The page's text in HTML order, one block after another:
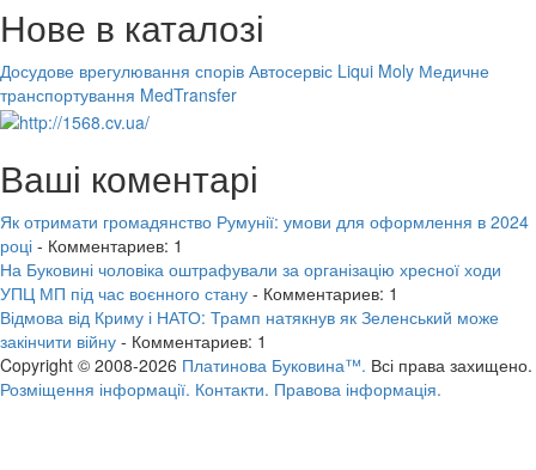
Нове в каталозі
Досудове врегулювання спорів Автосервіс Liqui Moly Медичне
транспортування MedTransfer
Ваші коментарі
Як отримати громадянство Румунії: умови для оформлення в 2024
році - Комментариев: 1
На Буковині чоловіка оштрафували за організацію хресної ходи
УПЦ МП під час воєнного стану - Комментариев: 1
Відмова від Криму і НАТО: Трамп натякнув як Зеленський може
закінчити війну - Комментариев: 1
Copyright © 2008-2026 Платинова Буковина™. Всі права захищено.
Розміщення інформації. Контакти. Правова інформація.